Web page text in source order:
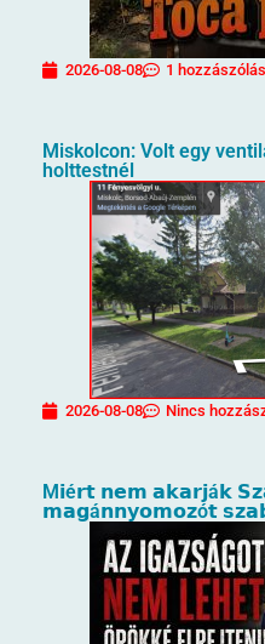
2026-08-08 1 hozzászólás
Miskolcon: Volt egy
holttestnél
2026-08-08 Nincs
M𝗶é𝗿𝘁 𝗻𝗲𝗺 𝗮𝗸𝗮𝗿𝗷á𝗸
𝗺𝗮𝗴á𝗻𝗻𝘆𝗼𝗺𝗼𝘇ó𝘁